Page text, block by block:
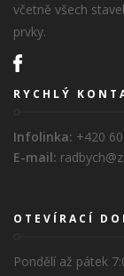
včetně všech
prvky.
RYCHLÝ
Infolinka: +420
E-mail:
OTEVÍRACÍ
Pondělí až pátek